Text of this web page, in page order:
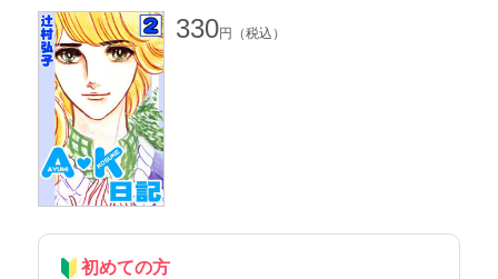
330円（税込）
初めての方